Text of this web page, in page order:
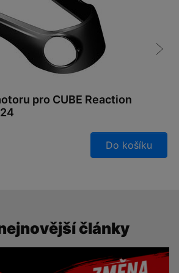
pro CUBE Reaction
Do košíku
články